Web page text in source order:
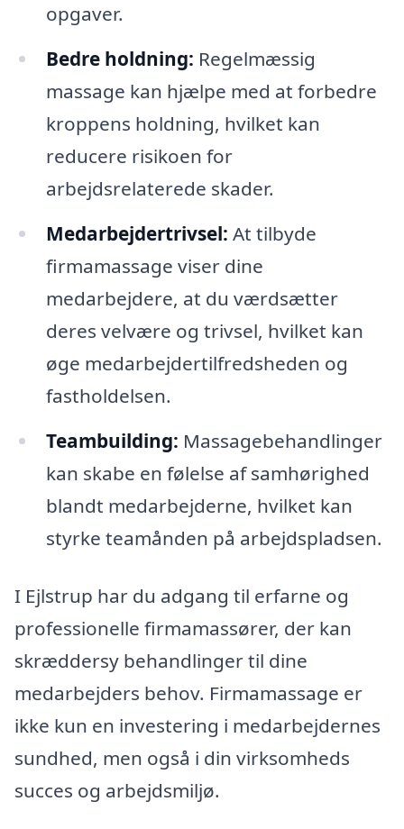
opgaver.
Bedre holdning: Regelmæssig
massage kan hjælpe med at forbedre
kroppens holdning, hvilket kan
reducere risikoen for
arbejdsrelaterede skader.
Medarbejdertrivsel: At tilbyde
firmamassage viser dine
medarbejdere, at du værdsætter
deres velvære og trivsel, hvilket kan
øge medarbejdertilfredsheden og
fastholdelsen.
Teambuilding: Massagebehandlinger
kan skabe en følelse af samhørighed
blandt medarbejderne, hvilket kan
styrke teamånden på arbejdspladsen.
I Ejlstrup har du adgang til erfarne og
professionelle firmamassører, der kan
skræddersy behandlinger til dine
medarbejders behov. Firmamassage er
ikke kun en investering i medarbejdernes
sundhed, men også i din virksomheds
succes og arbejdsmiljø.